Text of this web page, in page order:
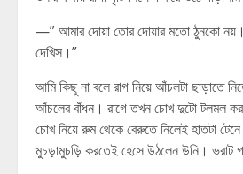
—” আমার দোয়া তোর দোয়ার মতো ঠুনকো নয়।
দেখিস।”
আমি কিছু না বলে রাগ নিয়ে আঁচলটা ছাড়াতে
আঁচলের বাঁধন। রাগে তখন চোখ দুটো টলমল
চোখ নিয়ে রুম থেকে বেরুতে নিলেই হাতটা
মুচড়ামুচড়ি করতেই হেসে উঠলেন উনি। ভরাট